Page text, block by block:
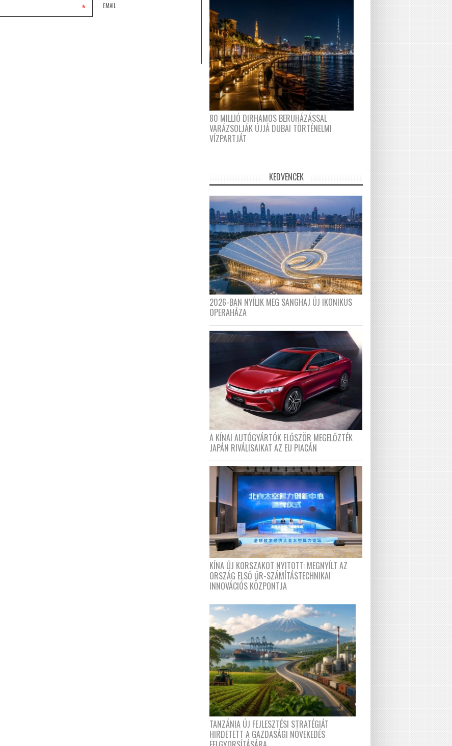
EMAIL
*
80 MILLIÓ DIRHAMOS BERUHÁZÁSSAL
VARÁZSOLJÁK ÚJJÁ DUBAI TÖRTÉNELMI
VÍZPARTJÁT
KEDVENCEK
2026-BAN NYÍLIK MEG SANGHAJ ÚJ IKONIKUS
OPERAHÁZA
A KÍNAI AUTÓGYÁRTÓK ELŐSZÖR MEGELŐZTÉK
JAPÁN RIVÁLISAIKAT AZ EU PIACÁN
KÍNA ÚJ KORSZAKOT NYITOTT: MEGNYÍLT AZ
ORSZÁG ELSŐ ŰR-SZÁMÍTÁSTECHNIKAI
INNOVÁCIÓS KÖZPONTJA
TANZÁNIA ÚJ FEJLESZTÉSI STRATÉGIÁT
HIRDETETT A GAZDASÁGI NÖVEKEDÉS